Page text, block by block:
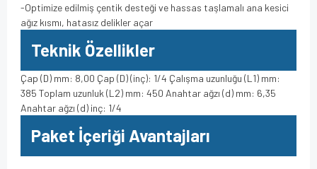
-Optimize edilmiş çentik desteği ve hassas taşlamalı ana kesici
ağız kısmı, hatasız delikler açar
Teknik Özellikler
Çap (D) mm: 8,00 Çap (D) (inç): 1/4 Çalışma uzunluğu (L1) mm:
385 Toplam uzunluk (L2) mm: 450 Anahtar ağzı (d) mm: 6,35
Anahtar ağzı (d) inç: 1/4
Paket İçeriği Avantajları